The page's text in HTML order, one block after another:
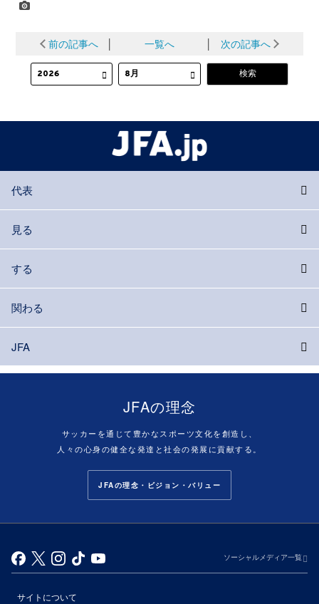
前の記事へ │ 一覧へ │ 次の記事へ
代表
見る
する
関わる
JFA
JFAの理念
サッカーを通じて豊かなスポーツ文化を創造し、
人々の心身の健全な発達と社会の発展に貢献する。
JFAの理念・ビジョン・バリュー
ソーシャルメディア一覧
サイトについて